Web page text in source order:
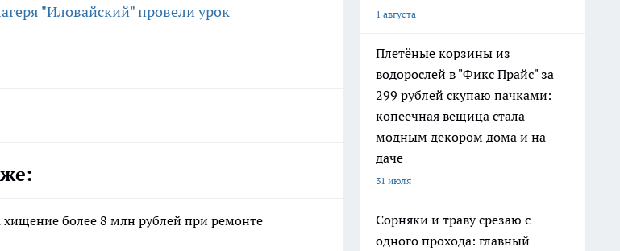
"Иловайский" провели урок
более 8 млн рублей при ремонте
1 августа
Плетёные корзины из
водорослей в "Фикс Прайс" за
299 рублей скупаю пачками:
копеечная вещица стала
модным декором дома и на
даче
31 июля
Сорняки и траву срезаю с
одного прохода: главный